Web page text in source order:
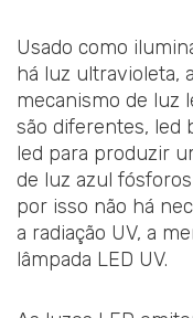
Usado como
há luz ultravioleta,
mecanismo de luz
são diferentes, led
led para produzir
de luz azul
por isso não há
a radiação UV, a
lâmpada LED UV.